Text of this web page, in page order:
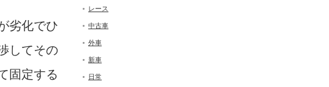
劣化でひ
してその
固定する
レース
中古車
外車
新車
日常